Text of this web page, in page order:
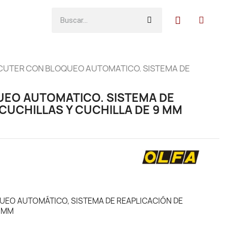
CON BLOQUEO AUTOMATICO. SISTEMA DE
AUTOMATICO. SISTEMA DE
Y CUCHILLA DE 9 MM
AUTOMÁTICO, SISTEMA DE REAPLICACIÓN DE